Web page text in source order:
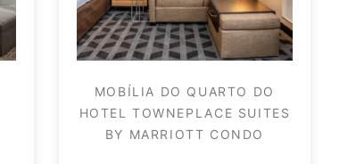
MOBÍLIA DO QUARTO DO
HOTEL TOWNEPLACE SUITES
BY MARRIOTT CONDO